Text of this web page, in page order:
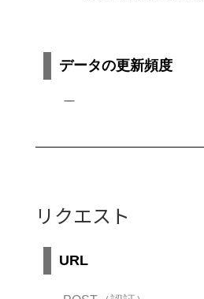
データの更新頻度
ー
リクエスト
URL